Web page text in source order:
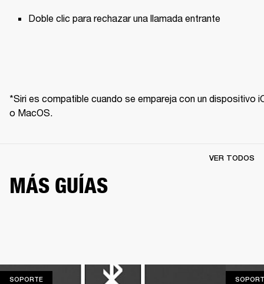
Doble clic para rechazar una llamada entrante
*Siri es compatible cuando se empareja con un dispositivo
o MacOS.
MÁS GUÍAS
VER TODOS
SOPORTESOPORTE